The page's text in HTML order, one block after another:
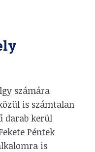
számára
is számtalan
darab kerül
Péntek
is